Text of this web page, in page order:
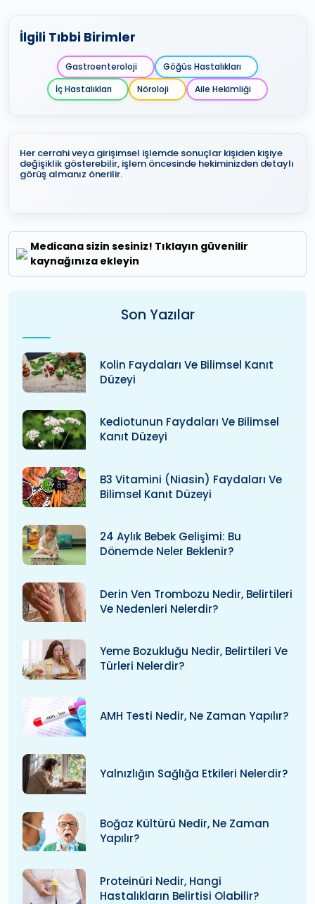
İlgili Tıbbi Birimler
Gastroenteroloji
Göğüs Hastalıkları
İç Hastalıkları
Nöroloji Aile Hekimliği
Her cerrahi veya girişimsel işlemde sonuçlar kişiden kişiye
değişiklik gösterebilir, işlem öncesinde hekiminizden detaylı
görüş almanız önerilir.
Medicana sizin sesiniz! Tıklayın güvenilir
kaynağınıza ekleyin
Son Yazılar
Kolin Faydaları Ve Bilimsel Kanıt
Düzeyi
Kediotunun Faydaları Ve Bilimsel
Kanıt Düzeyi
B3 Vitamini (niasin) Faydaları Ve
Bilimsel Kanıt Düzeyi
24 Aylık Bebek Gelişimi: Bu
Dönemde Neler Beklenir?
Derin Ven Trombozu Nedir, Belirtileri
Ve Nedenleri Nelerdir?
Yeme Bozukluğu Nedir, Belirtileri Ve
Türleri Nelerdir?
AMH Testi Nedir, Ne Zaman Yapılır?
Yalnızlığın Sağlığa Etkileri Nelerdir?
Boğaz Kültürü Nedir, Ne Zaman
Yapılır?
Proteinüri Nedir, Hangi
Hastalıkların Belirtisi Olabilir?